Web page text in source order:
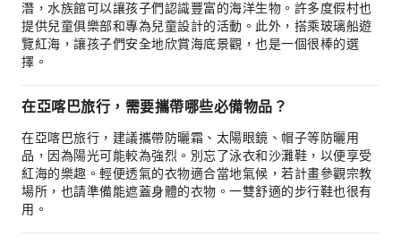
潛，水族館可以讓孩子們認識豐富的海洋生物。許多度假村也
提供兒童俱樂部和專為兒童設計的活動。此外，搭乘玻璃船遊
覽紅海，讓孩子們安全地欣賞海底景觀，也是一個很棒的選
擇。
在亞喀巴旅行，需要攜帶哪些必備物品？
在亞喀巴旅行，建議攜帶防曬霜、太陽眼鏡、帽子等防曬用
品，因為陽光可能較為強烈。別忘了泳衣和沙灘鞋，以便享受
紅海的樂趣。輕便透氣的衣物適合當地氣候，若計畫參觀宗教
場所，也請準備能遮蓋身體的衣物。一雙舒適的步行鞋也很有
用。